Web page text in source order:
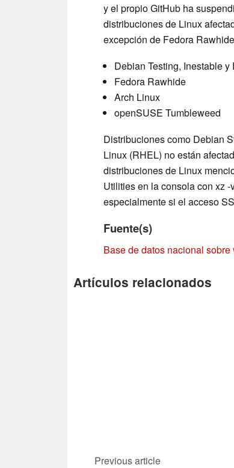
y el propio GitHub ha
distribuciones de Linux
excepción de Fedora
Debian Testing, Inestable y
Fedora Rawhide
Arch Linux
openSUSE Tumbleweed
Distribuciones como Debian
Linux (RHEL) no están
distribuciones de Linux
Utilities en la consola con xz
especialmente si el acceso
Fuente(s)
Base de datos nacional
Artículos relacionados
Previous article